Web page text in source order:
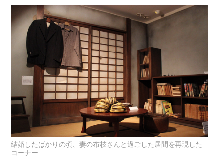
結婚したばかりの頃、妻の布枝さんと過ごした居間を再現した
コーナー